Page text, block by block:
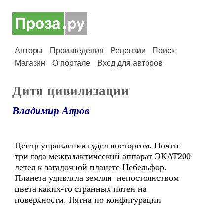
Авторы Произведения Рецензии
Поиск
Магазин
О портале Вход для авторов
Дитя цивилизации
Владимир Аяров
Центр управления гудел восторгом. Почти
три года межгалактический аппарат ЭКАТ200
летел к загадочной планете Небельфор.
Планета удивляла землян непостоянством
цвета каких-то странных пятен на
поверхности. Пятна по конфигурации